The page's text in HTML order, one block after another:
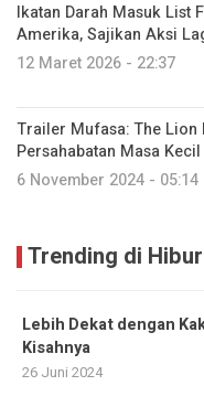
Ikatan Darah Masuk List
Amerika, Sajikan Aksi
12 Maret 2026 - 22:37
Trailer Mufasa: The Lion
Persahabatan Masa
6 November 2024 - 05:14
Trending di
Lebih Dekat dengan
Kisahnya
26 Juni 2024